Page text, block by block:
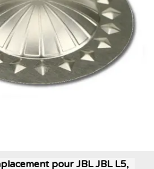
pour JBL JBL L5,